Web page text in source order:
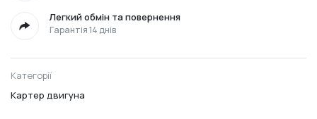
Легкий обмін та повернення
Гарантія 14 днів
Категорії
Картер двигуна